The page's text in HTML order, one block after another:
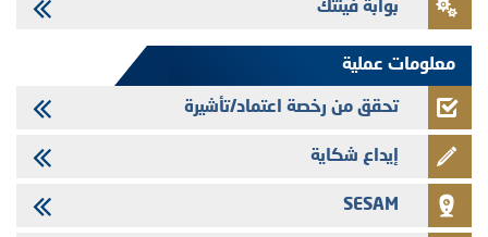
Jaida - التحيين السنوي لملف المعلومات المتعلق ببرنامج إصدار سندات
بوابة فينتك
معلومات عملية
تحقق من رخصة اعتماد/تأشيرة
إيداع شكاية
SESAM